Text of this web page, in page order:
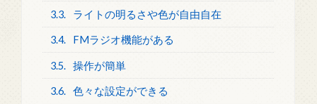
3.3. ライトの明るさや色が自由自在
3.4. FMラジオ機能がある
3.5. 操作が簡単
3.6. 色々な設定ができる